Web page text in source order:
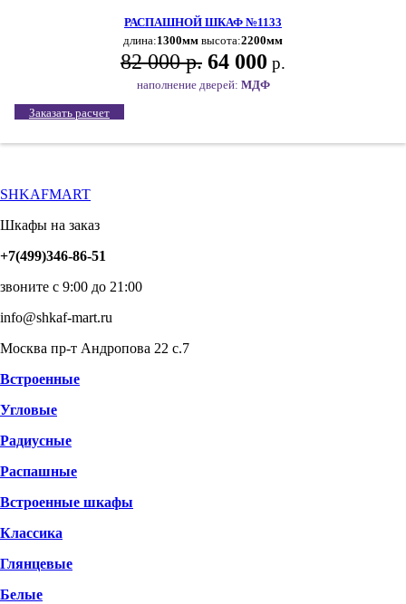
РАСПАШНОЙ ШКАФ №1133
длина:1300мм высота:2200мм
82 000 р. 64 000 р.
наполнение дверей: МДФ
Заказать расчет
SHKAFMART
Шкафы на заказ
+7(499)346-86-51
звоните с 9:00 до 21:00
info@shkaf-mart.ru
Москва пр-т Андропова 22 с.7
Встроенные
Угловые
Радиусные
Распашные
Встроенные шкафы
Классика
Глянцевые
Белые